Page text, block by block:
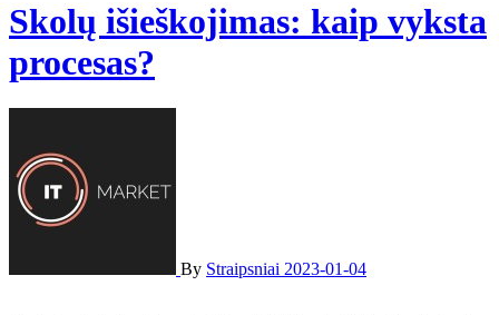
Skolų išieškojimas: kaip vyksta
procesas?
By Straipsniai 2023-01-04